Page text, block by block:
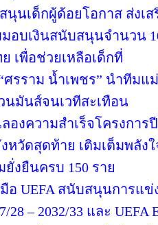
นุนเด็กผู้ด้อยโอกาส ส่งเ
บเงินสนับสนุนจำนวน
เพื่อช่วยเหลือเด็กที่
รราม น้ำเพชร” นำทีมแ
นมันส์จนเวทีสะเทือน
องความสำเร็จโครงการ
หวัดสุดท้าย เติมเต็มพลัง
งยืนครบ 150 ราย
มือ UEFA สนับสนุนการ
28 – 2032/33 และ UEFA